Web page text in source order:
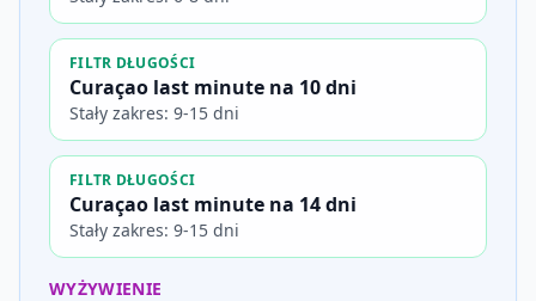
FILTR DŁUGOŚCI
Curaçao last minute na 10 dni
Stały zakres: 9-15 dni
FILTR DŁUGOŚCI
Curaçao last minute na 14 dni
Stały zakres: 9-15 dni
WYŻYWIENIE